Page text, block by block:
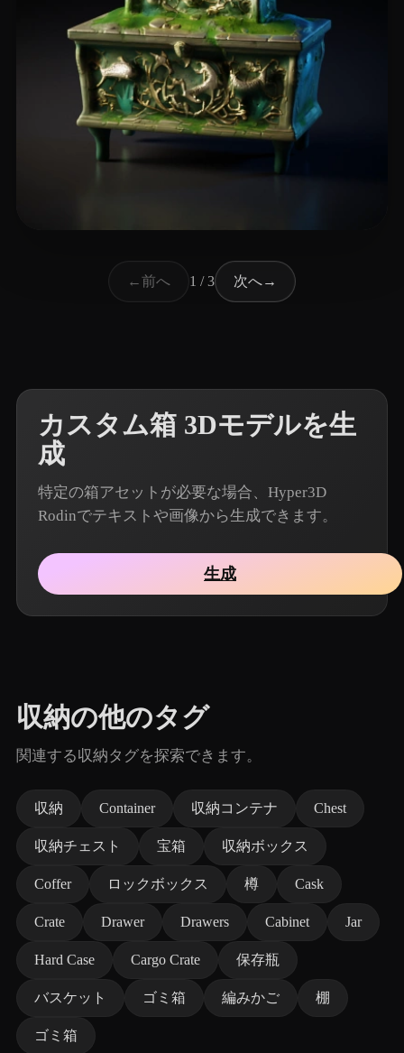
8 いいね
←前へ 1 / 3 次へ→
カスタム箱 3Dモデルを生
成
特定の箱アセットが必要な場合、Hyper3D
Rodinでテキストや画像から生成できます。
生成
収納の他のタグ
関連する収納タグを探索できます。
収納 Container 収納コンテナ Chest
収納チェスト 宝箱 収納ボックス
Coffer ロックボックス 樽 Cask
Crate Drawer Drawers Cabinet Jar
Hard Case Cargo Crate 保存瓶
バスケット ゴミ箱 編みかご 棚
ゴミ箱